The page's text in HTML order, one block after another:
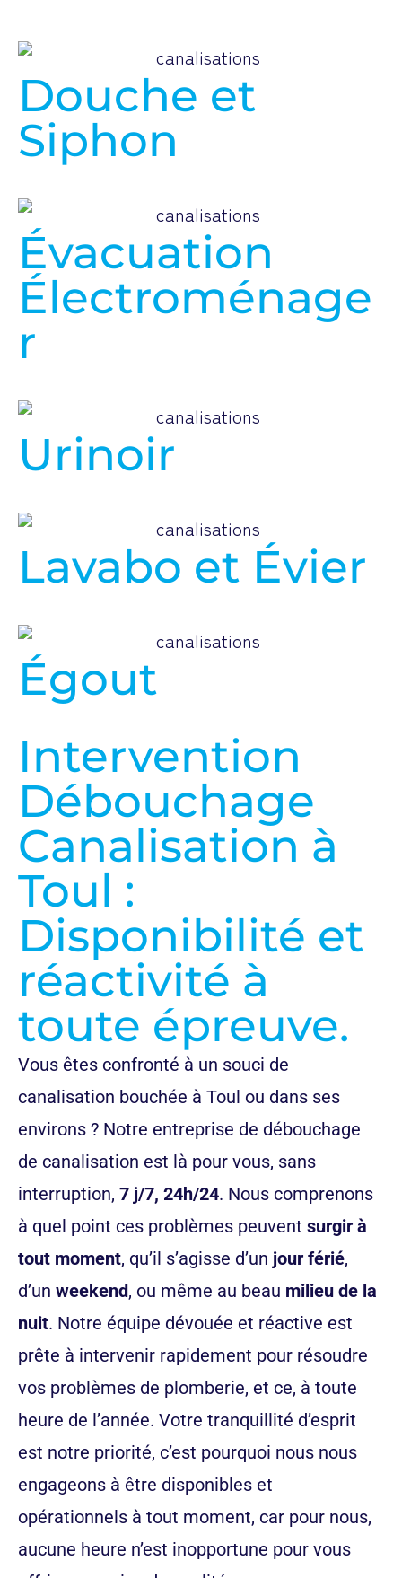
Douche et
Siphon
Évacuation
Électroménage
r
Urinoir
Lavabo et Évier
Égout
Intervention
Débouchage
Canalisation à
Toul :
Disponibilité et
réactivité à
toute épreuve.
Vous êtes confronté à un souci de
canalisation bouchée à Toul ou dans ses
environs ? Notre entreprise de débouchage
de canalisation est là pour vous, sans
interruption, 7 j/7, 24h/24. Nous comprenons
à quel point ces problèmes peuvent surgir à
tout moment, qu’il s’agisse d’un jour férié,
d’un weekend, ou même au beau milieu de la
nuit. Notre équipe dévouée et réactive est
prête à intervenir rapidement pour résoudre
vos problèmes de plomberie, et ce, à toute
heure de l’année. Votre tranquillité d’esprit
est notre priorité, c’est pourquoi nous nous
engageons à être disponibles et
opérationnels à tout moment, car pour nous,
aucune heure n’est inopportune pour vous